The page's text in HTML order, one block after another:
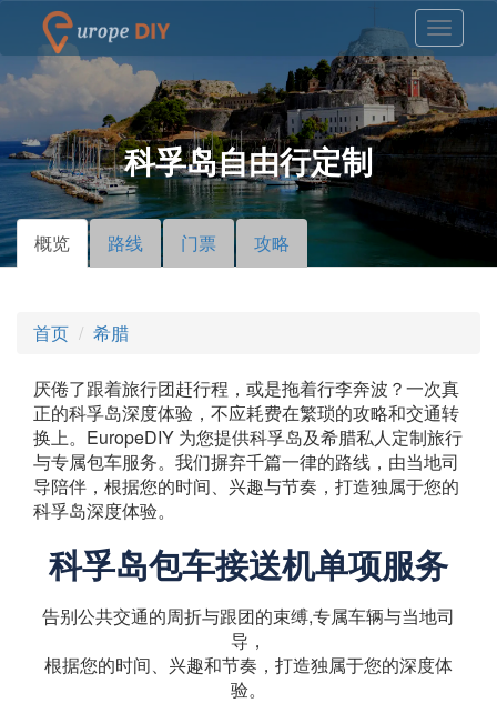
科孚岛自由行定制
主标签
概览 （活
动标
路线 门票 攻略
首页 希腊
厌倦了跟着旅行团赶行程，或是拖着行李奔波？一次真
正的科孚岛深度体验，不应耗费在繁琐的攻略和交通转
换上。EuropeDIY 为您提供科孚岛及希腊私人定制旅行
与专属包车服务。我们摒弃千篇一律的路线，由当地司
导陪伴，根据您的时间、兴趣与节奏，打造独属于您的
科孚岛深度体验。
科孚岛包车接送机单项服务
告别公共交通的周折与跟团的束缚,专属车辆与当地司
导，
根据您的时间、兴趣和节奏，打造独属于您的深度体
验。